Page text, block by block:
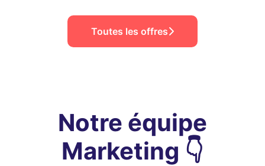
Toutes les offres
Notre équipe
Marketing 👇